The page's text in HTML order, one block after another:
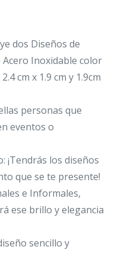
dos Diseños de
Inoxidable color
cm x 1.9 cm y 1.9cm
personas que
eventos o
¡Tendrás los diseños
que se te presente!
e Informales,
ese brillo y elegancia
sencillo y